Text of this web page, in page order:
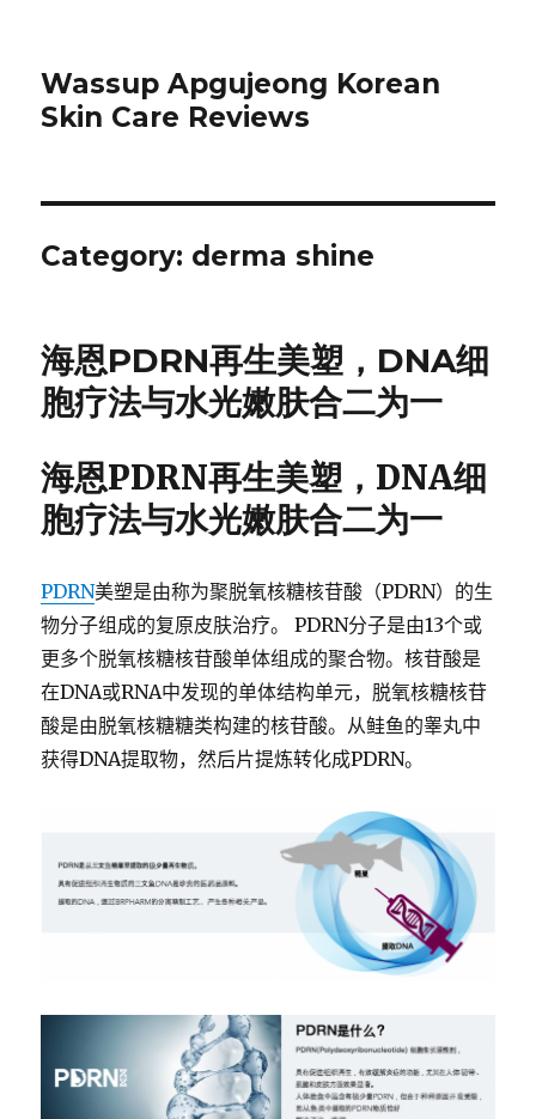
Wassup Apgujeong Korean
Skin Care Reviews
Category: derma shine
海恩PDRN再生美塑，DNA细
胞疗法与水光嫩肤合二为一
海恩PDRN再生美塑，DNA细
胞疗法与水光嫩肤合二为一
PDRN美塑是由称为聚脱氧核糖核苷酸（PDRN）的生
物分子组成的复原皮肤治疗。PDRN分子是由13个或
更多个脱氧核糖核苷酸单体组成的聚合物。核苷酸是
在DNA或RNA中发现的单体结构单元，脱氧核糖核苷
酸是由脱氧核糖糖类构建的核苷酸。从鲑鱼的睾丸中
获得DNA提取物，然后片提炼转化成PDRN。